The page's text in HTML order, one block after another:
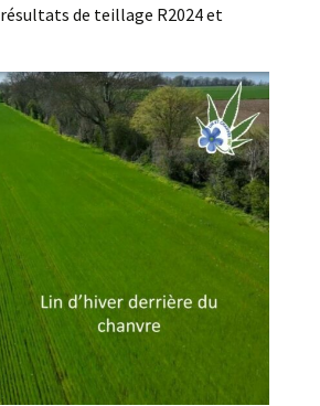
de teillage R2024 et